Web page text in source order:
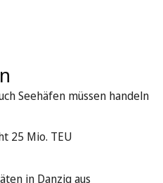
Seehäfen müssen handeln
25 Mio. TEU
in Danzig aus